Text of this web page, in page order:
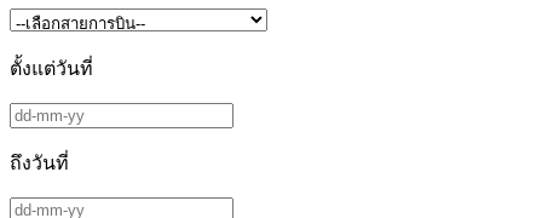
ตั้งแต่วันที่
ถึงวันที่